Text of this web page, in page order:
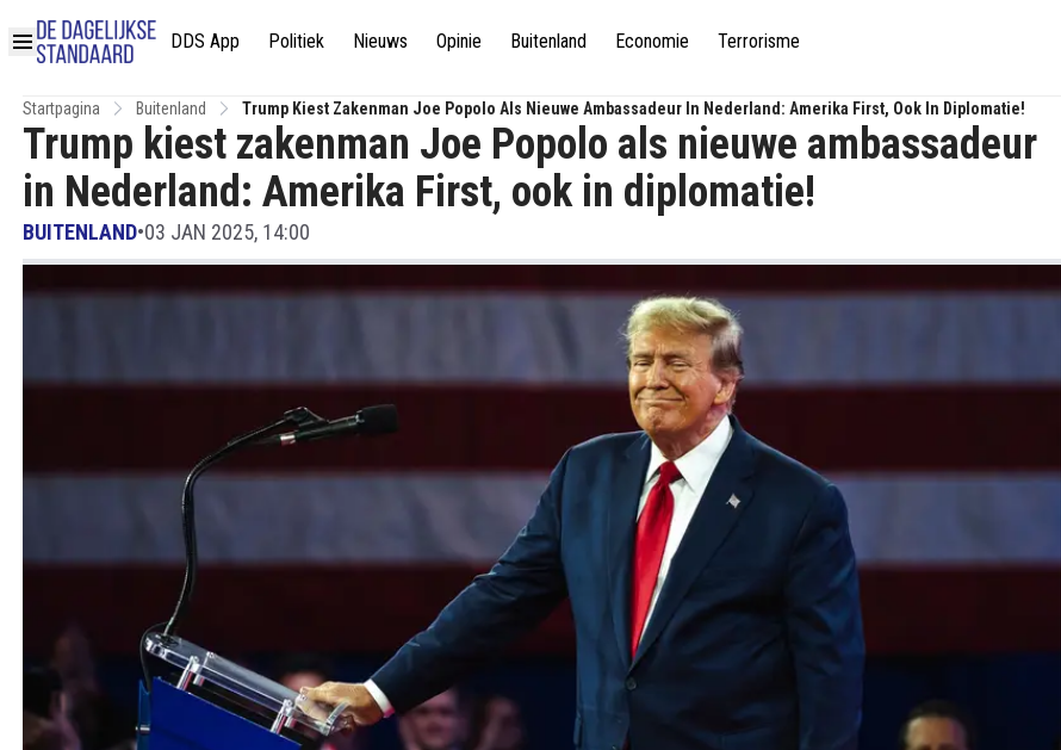
DDS App Politiek Nieuws Opinie Buitenland Economie Terrorisme
Startpagina Buitenland Trump Kiest Zakenman Joe Popolo Als Nieuwe Ambassadeur In Nederland: Amerika First, Ook In Diplomatie!
Trump kiest zakenman Joe Popolo als nieuwe ambassadeur
in Nederland: Amerika First, ook in diplomatie!
BUITENLAND•03 JAN 2025, 14:00